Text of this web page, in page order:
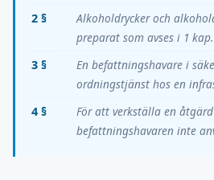
2 §
Alkoholdrycker och
preparat som avses i 1
3 §
En befattningshavare i
ordningstjänst hos en
4 §
För att verkställa en
befattningshavaren inte